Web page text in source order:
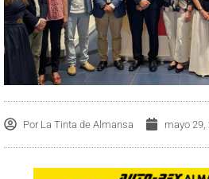
Por La Tinta de Almansa mayo 29,